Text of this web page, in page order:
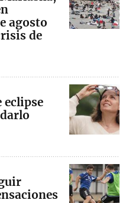
agosto
de
eclipse